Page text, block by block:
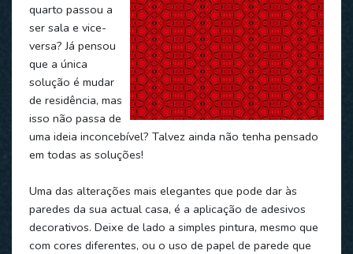
quarto passou a
ser sala e vice-
versa? Já pensou
que a única
solução é mudar
de residência, mas
isso não passa de
uma ideia inconcebível? Talvez ainda não tenha pensado
em todas as soluções!
Uma das alterações mais elegantes que pode dar às
paredes da sua actual casa, é a aplicação de adesivos
decorativos. Deixe de lado a simples pintura, mesmo que
com cores diferentes, ou o uso de papel de parede que